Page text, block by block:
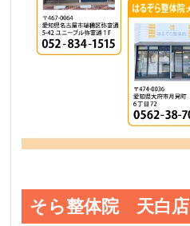
そら整体院 天白店